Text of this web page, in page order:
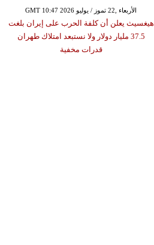
GMT 10:47 2026 الأربعاء ,22 تموز / يوليو
هيغسيث يعلن أن كلفة الحرب على إيران بلغت
37.5 مليار دولار ولا نستبعد امتلاك طهران
قدرات مخفية